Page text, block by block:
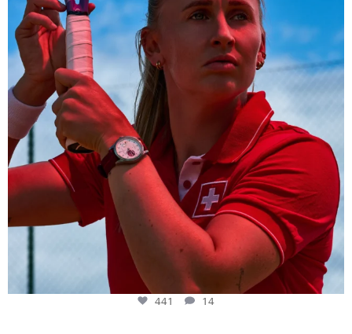
441 14